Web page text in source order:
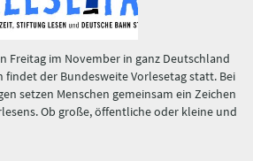
Freitag im November in ganz Deutschland
findet der Bundesweite Vorlesetag statt. Bei
setzen Menschen gemeinsam ein Zeichen
Ob große, öffentliche oder kleine und